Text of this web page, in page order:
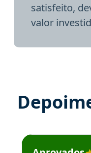
satisfeito,
valor
Estudante José